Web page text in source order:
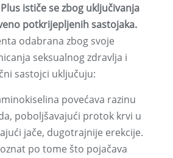
ističe se zbog uključivanja
potkrijepljenih sastojaka.
odabrana zbog svoje
seksualnog zdravlja i
sastojci uključuju:
povećava razinu
poboljšavajući protok krvi u
jače, dugotrajnije erekcije.
po tome što pojačava